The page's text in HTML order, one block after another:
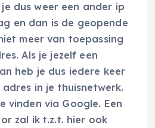
je dus weer een ander ip
en dan is de geopende
meer van toepassing
Als je jezelf een
heb je dus iedere keer
in je thuisnetwerk.
vinden via Google. Een
zal ik t.z.t. hier ook